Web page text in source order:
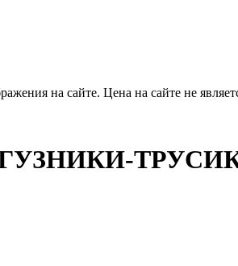
на сайте. Цена на сайте не